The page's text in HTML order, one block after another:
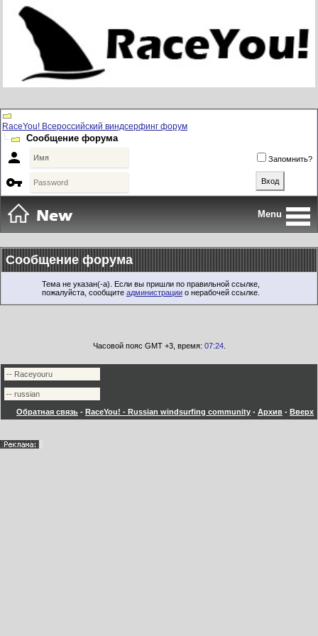
RaceYou! Всероссийский виндсерфинг форум
Сообщение форума
 Запомнить?

Menu
Сообщение форума
Тема не указан(-а). Если вы пришли по правильной ссылке,
пожалуйста, сообщите администрации о нерабочей ссылке.
Часовой пояс GMT +3, время: 07:24.
Обратная связь - RaceYou! - Russian windsurfing community - Архив - Вверх